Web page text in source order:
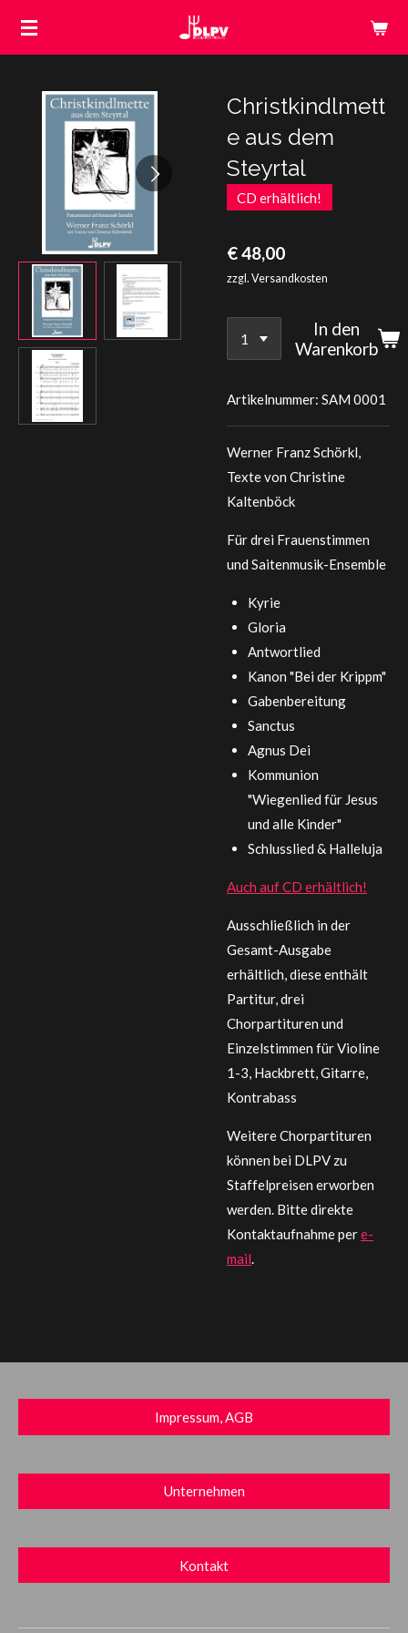
Zum
Christkindlmett
e aus dem
Steyrtal
CD erhältlich!
€ 48,00
zzgl. Versandkosten
In den
Warenkorb
Artikelnummer: SAM 0001
Werner Franz Schörkl,
Texte von Christine
Kaltenböck
Für drei Frauenstimmen
und Saitenmusik-Ensemble
Kyrie
Gloria
Antwortlied
Kanon "Bei der Krippm"
Gabenbereitung
Sanctus
Agnus Dei
Kommunion
"Wiegenlied für Jesus
und alle Kinder"
Schlusslied & Halleluja
Auch auf CD erhältlich!
Ausschließlich in der
Gesamt-Ausgabe
erhältlich, diese enthält
Partitur, drei
Chorpartituren und
Einzelstimmen für Violine
1-3, Hackbrett, Gitarre,
Kontrabass
Weitere Chorpartituren
können bei DLPV zu
Staffelpreisen erworben
werden. Bitte direkte
Kontaktaufnahme pere-
mail.
Impressum, AGB
Unternehmen
Kontakt